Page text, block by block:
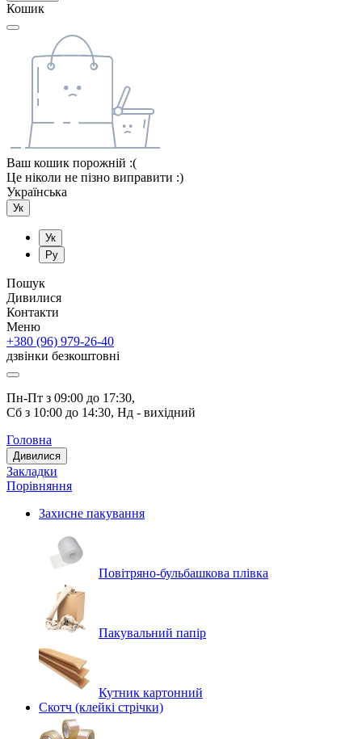
Кошик
Ваш кошик порожній :(
Це ніколи не пізно виправити :)
Українська
Ук
Ук
Ру
Пошук
Дивилися
Контакти
Меню
+380 (96) 979-26-40
дзвінки безкоштовні
Пн-Пт з 09:00 до 17:30,
Сб з 10:00 до 14:30, Нд - вихідний
Головна
Дивилися
Закладки
Порівняння
Захисне пакування
Повітряно-бульбашкова плівка
Пакувальний папір
Кутник картонний
Скотч (клейкі стрічки)